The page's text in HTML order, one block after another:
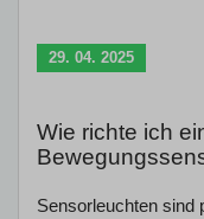
29. 04. 2025
Wie richte ich
Sensorleuchten sind